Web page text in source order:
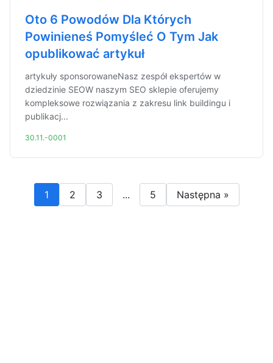
Oto 6 Powodów Dla Których
Powinieneś Pomyśleć O Tym Jak
opublikować artykuł
artykuły sponsorowaneNasz zespół ekspertów w
dziedzinie SEOW naszym SEO sklepie oferujemy
kompleksowe rozwiązania z zakresu link buildingu i
publikacj...
30.11.-0001
1 2 3 ... 5 Następna »